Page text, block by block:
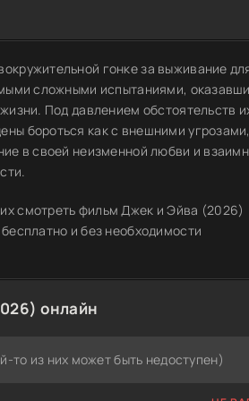
гонке за выживание
сложными испытаниями,
Под давлением обстоятельств
бороться как с внешними
в своей неизменной любви и
смотреть фильм Джек и Эйва (2026)
и без необходимости
онлайн
то из них может быть недоступен)